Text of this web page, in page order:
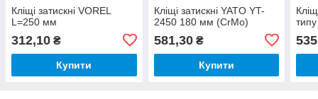
Кліщі затискні VOREL
L=250 мм
312,10 ₴
Купити
Кліщі затискні YATO YT-
2450 180 мм (CrMo)
581,30₴
Купити